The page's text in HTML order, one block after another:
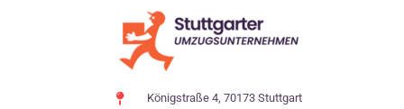
Königstraße 4, 70173 Stuttgart